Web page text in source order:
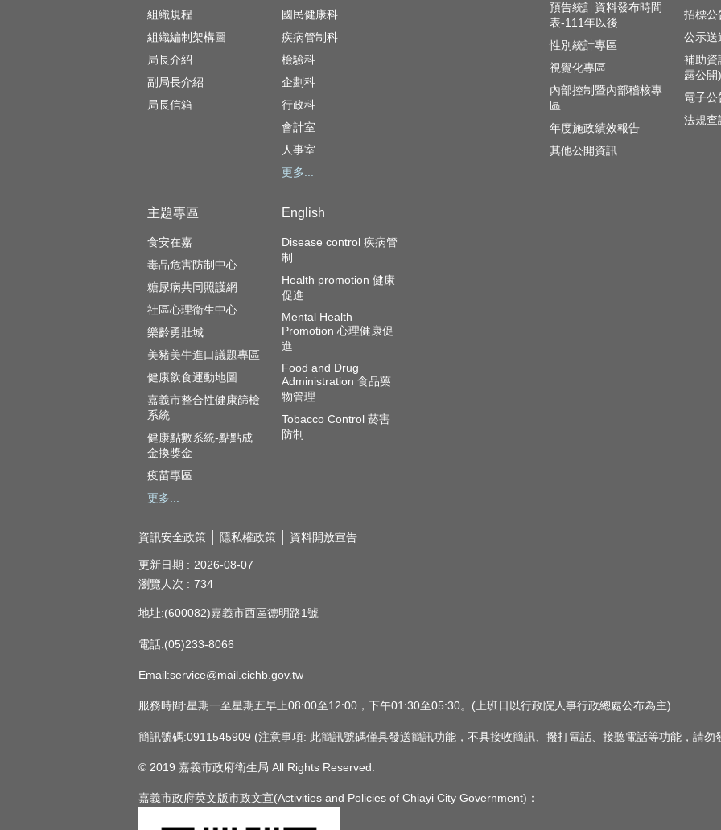
組織規程
組織編制架構圖
局長介紹
副局長介紹
局長信箱
國民健康科
疾病管制科
檢驗科
企劃科
行政科
會計室
人事室
更多...
預告統計資料發布時間
表-111年以後
性別統計專區
視覺化專區
內部控制暨內部稽核專
區
年度施政績效報告
其他公開資訊
招標公
公示送
補助資
露公開)
電子公
法規查
主題專區
食安在嘉
毒品危害防制中心
糖尿病共同照護網
社區心理衛生中心
樂齡勇壯城
美豬美牛進口議題專區
健康飲食運動地圖
嘉義市整合性健康篩檢
系統
健康點數系統-點點成
金換獎金
疫苗專區
更多...
English
Disease control 疾病管
制
Health promotion 健康
促進
Mental Health
Promotion 心理健康促
進
Food and Drug
Administration 食品藥
物管理
Tobacco Control 菸害
防制
資訊安全政策 隱私權政策 資料開放宣告
更新日期
2026-08-07
瀏覽人次
734
地址:(600082)嘉義市西區德明路1號
電話:(05)233-8066
Email:service@mail.cichb.gov.tw
服務時間:星期一至星期五早上08:00至12:00，下午01:30至05:30。(上班日以行政院人事行政總處公布為主)
簡訊號碼:0911545909 (注意事項: 此簡訊號碼僅具發送簡訊功能，不具接收簡訊、撥打電話、接聽電話等功能，請
© 2019 嘉義市政府衛生局 All Rights Reserved.
嘉義市政府英文版市政文宣(Activities and Policies of Chiayi City Government)：